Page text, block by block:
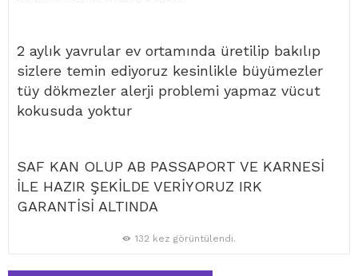
2 aylık yavrular ev ortamında üretilip bakılıp
sizlere temin ediyoruz kesinlikle büyümezler
tüy dökmezler alerji problemi yapmaz vücut
kokusuda yoktur
SAF KAN OLUP AB PASSAPORT VE KARNESİ
İLE HAZIR ŞEKİLDE VERİYORUZ IRK
GARANTİSİ ALTINDA
132 kez görüntülendi.